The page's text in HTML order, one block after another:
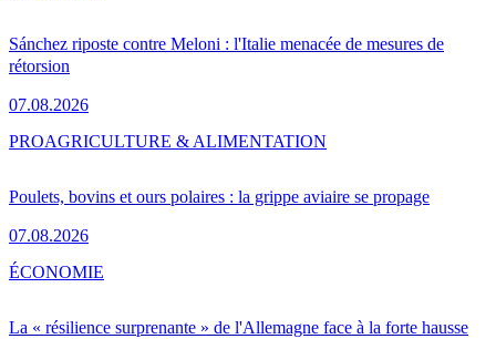
Sánchez riposte contre Meloni : l'Italie menacée de mesures de
rétorsion
07.08.2026
Poulets, bovins et ours polaires : la grippe aviaire se propage
07.08.2026
PROAGRICULTURE & ALIMENTATION
La « résilience surprenante » de l'Allemagne face à la forte hausse
ÉCONOMIE